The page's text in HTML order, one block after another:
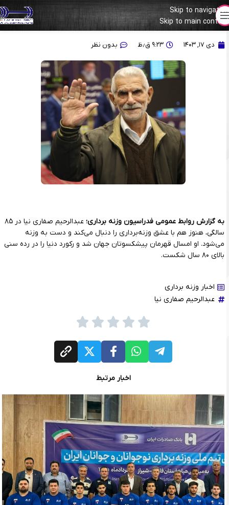
Skip to navigation
Skip to main content
خداحافظت باشد قهرمان!
دی ۱۷, ۱۴۰۳ ۹:۲۳ ق٫ظ بدون نظر
به گزارش روابط عمومی فدراسیون وزنه برداری؛
عبدالرحیم صفاری نیا در ۸۵
سالگی، هنوز هم با عشق وزنه‌برداری را دنبال می‌کند و دست به وزنه
می‌شود. او امسال قهرمان پیشکسوتان جهان شد و رکورد دنیا را در رده سنی
بالای ۸۰ سال شکست.
اخبار وزنه برداری
عبدالرحیم صفاری نیا
اخبار مرتبط